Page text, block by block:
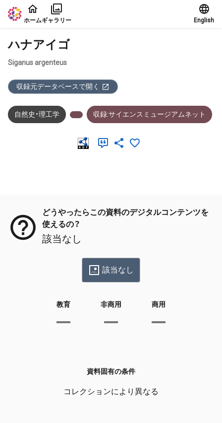
本文に飛ぶ
ホームギャラリー English
ハナアイゴ
Siganus argenteus
収録元データベースで開く
自然史・理工学 収録:サイエンスミュージアムネット
どうやったらこの資料のデジタルコンテンツを
使えるの？
該当なし
該当なし
教育 非商用 商用
資料固有の条件
コレクションにより異なる